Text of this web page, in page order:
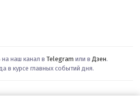
наш канал в Telegram или в Дзен.
в курсе главных событий дня.